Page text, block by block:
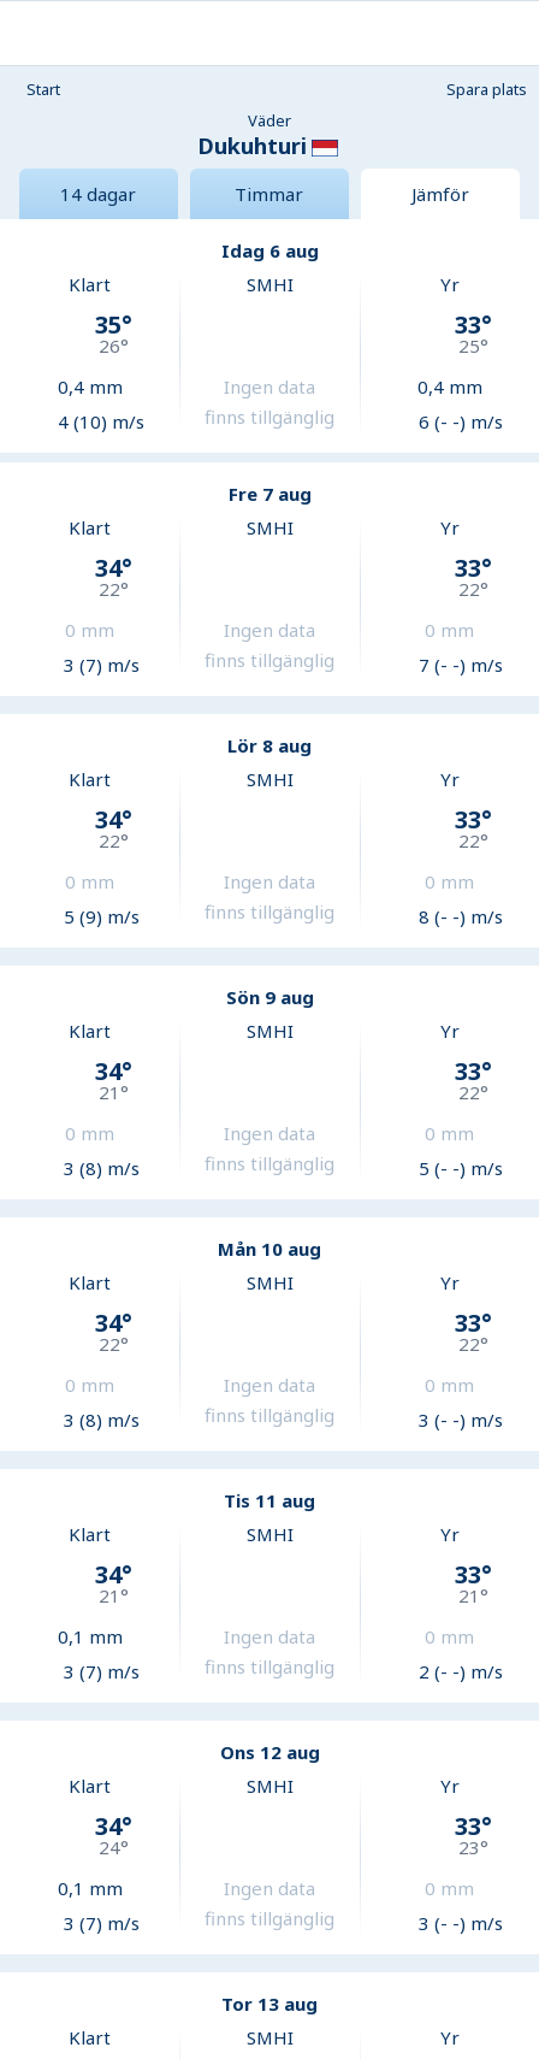
Start
Spara plats
Väder
Dukuhturi
14 dagar Timmar Jämför
Idag 6 aug
Klart
35°
26°
0,4mm
4 (10) m/s
SMHI
Ingen data
finns tillgänglig
Yr
33°
25°
0,4mm
6 (- -) m/s
Fre 7 aug
Klart
34°
22°
0 mm
3 (7) m/s
SMHI
Ingen data
finns tillgänglig
Yr
33°
22°
0 mm
7 (- -) m/s
Lör 8 aug
Klart
34°
22°
0 mm
5 (9) m/s
SMHI
Ingen data
finns tillgänglig
Yr
33°
22°
0 mm
8 (- -) m/s
Sön 9 aug
Klart
34°
21°
0 mm
3 (8) m/s
SMHI
Ingen data
finns tillgänglig
Yr
33°
22°
0 mm
5 (- -) m/s
Mån 10 aug
Klart
34°
22°
0 mm
3 (8) m/s
SMHI
Ingen data
finns tillgänglig
Yr
33°
22°
0 mm
3 (- -) m/s
Tis 11 aug
Klart
34°
21°
0,1 mm
3 (7) m/s
SMHI
Ingen data
finns tillgänglig
Yr
33°
21°
0 mm
2 (- -) m/s
Ons 12 aug
Klart
34°
24°
0,1 mm
3 (7) m/s
SMHI
Ingen data
finns tillgänglig
Yr
33°
23°
0 mm
3 (- -) m/s
Tor 13 aug
Klart
SMHI Yr